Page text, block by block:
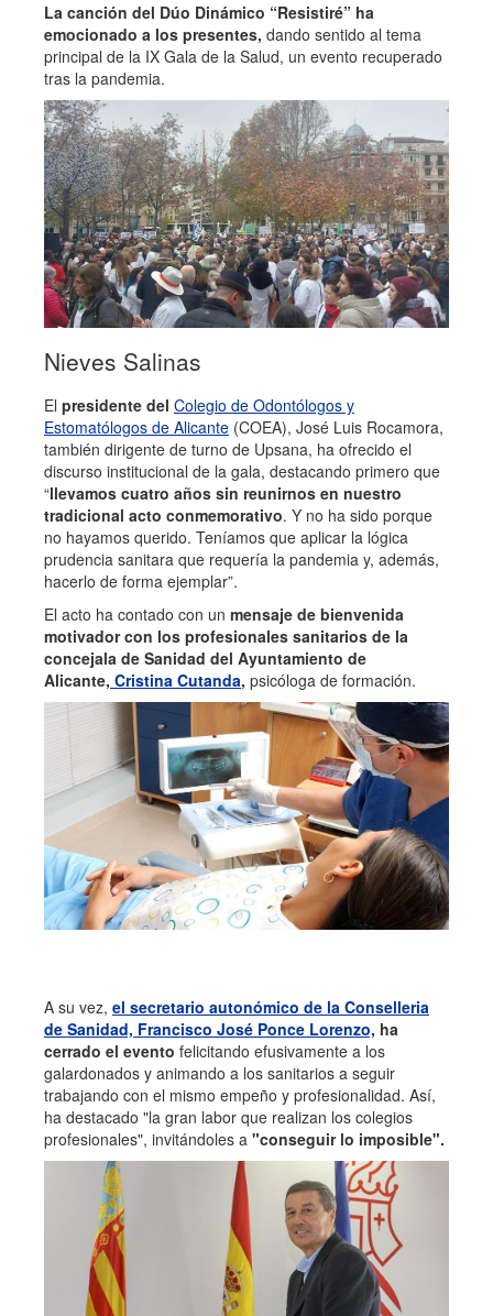
La canción del Dúo Dinámico “Resistiré” ha
emocionado a los presentes, dando sentido al tema
principal de la IX Gala de la Salud, un evento recuperado
tras la pandemia.
Nieves Salinas
El presidente del Colegio de Odontólogos y
Estomatólogos de Alicante (COEA), José Luis Rocamora,
también dirigente de turno de Upsana, ha ofrecido el
discurso institucional de la gala, destacando primero que
“llevamos cuatro años sin reunirnos en nuestro
tradicional acto conmemorativo. Y no ha sido porque
no hayamos querido. Teníamos que aplicar la lógica
prudencia sanitara que requería la pandemia y, además,
hacerlo de forma ejemplar”.
El acto ha contado con un mensaje de bienvenida
motivador con los profesionales sanitarios de la
concejala de Sanidad del Ayuntamiento de
Alicante, Cristina Cutanda, psicóloga de formación.
A su vez, el secretario autonómico de la Conselleria
de Sanidad, Francisco José Ponce Lorenzo, ha
cerrado el evento felicitando efusivamente a los
galardonados y animando a los sanitarios a seguir
trabajando con el mismo empeño y profesionalidad. Así,
ha destacado "la gran labor que realizan los colegios
profesionales", invitándoles a "conseguir lo imposible".